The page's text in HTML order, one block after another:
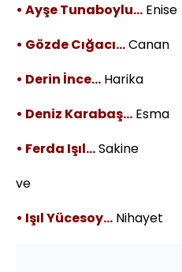
• Ayşe Tunaboylu… Enise
• Gözde Cığacı…Canan
• Derin İnce… Harika
• Deniz Karabaş… Esma
• Ferda Işıl…Sakine
ve
• Işıl Yücesoy… Nihayet